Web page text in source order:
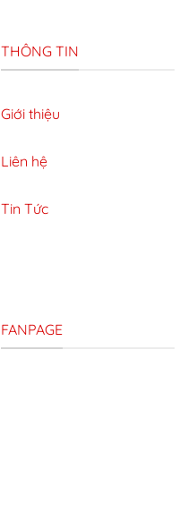
THÔNG TIN
Giới thiệu
Liên hệ
Tin Tức
FANPAGE